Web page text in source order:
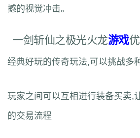
撼的视觉冲击。
一剑斩仙之极光火龙游戏
经典好玩的传奇玩法,可以挑战多
玩家之间可以互相进行装备买卖,
的交易流程